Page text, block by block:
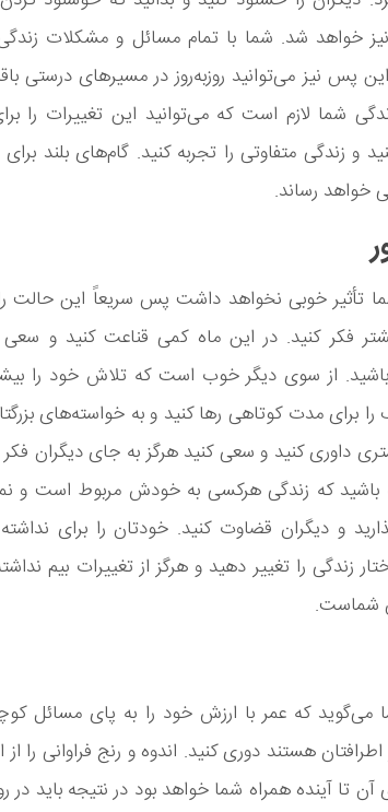
خواهد شد. شما با تمام مسائل و مشکلات
پس نیز می‌توانید روزبه‌روز در مسیرهای درستی
شما لازم است که می‌توانید این تغییرات را
و زندگی متفاوتی را تجربه کنید. گام‌های بلند برای
خواهد رساند.
تأثیر خوبی نخواهد داشت پس سریعاً این حالت
فکر کنید. در این ماه کمی قناعت کنید و سعی
از سوی دیگر خوب است که تلاش خود را
برای مدت کوتاهی رها کنید و به خواسته‌های
داوری کنید و سعی کنید هرگز به جای دیگران فکر
باشید که زندگی هرکسی به خودش مربوط است و
و دیگران قضاوت کنید. خودتان را برای
زندگی را تغییر دهید و هرگز از تغییرات بیم
شماست.
می‌گوید که عمر با ارزش خود را به پای مسائل
اطرافتان هستند دوری کنید. اندوه و رنج فراوانی را از
تا آینده همراه شما خواهد بود در نتیجه باید در